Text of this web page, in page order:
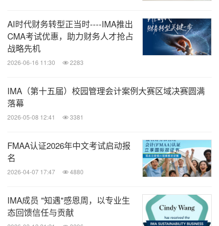
AI时代财务转型正当时----IMA推出
CMA考试优惠，助力财务人才抢占
战略先机
2026-06-16 11:30 2283
IMA（第十五届）校园管理会计案例大赛区域决赛圆满
落幕
2026-05-08 12:41 3381
FMAA认证2026年中文考试启动报
名
2026-04-07 17:47 4880
IMA成员 "知遇"感恩周，以专业生
态回馈信任与贡献